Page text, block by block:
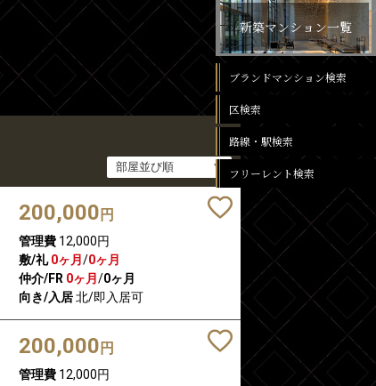
200,000 円
管理費12,000円
敷/礼 0ヶ月/0ヶ月
仲介/FR 0ヶ月/0ヶ月
向き/入居北/即入居可
200,000 円
管理費12,000円
新築マンション一覧
ブランドマンション検索
区検索
路線・駅検索
フリーレント検索